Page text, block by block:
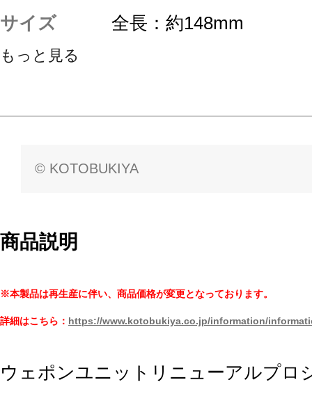
サイズ
全長：約148mm
もっと見る
© KOTOBUKIYA
商品説明
※本製品は再生産に伴い、商品価格が変更となっております。
詳細はこちら： https://www.kotobukiya.co.jp/information/
ウェポンユニットリニューアルプロ